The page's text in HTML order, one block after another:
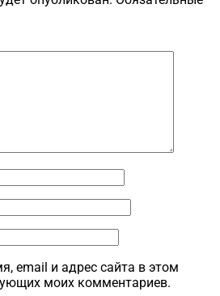
email и адрес сайта в этом
моих комментариев.